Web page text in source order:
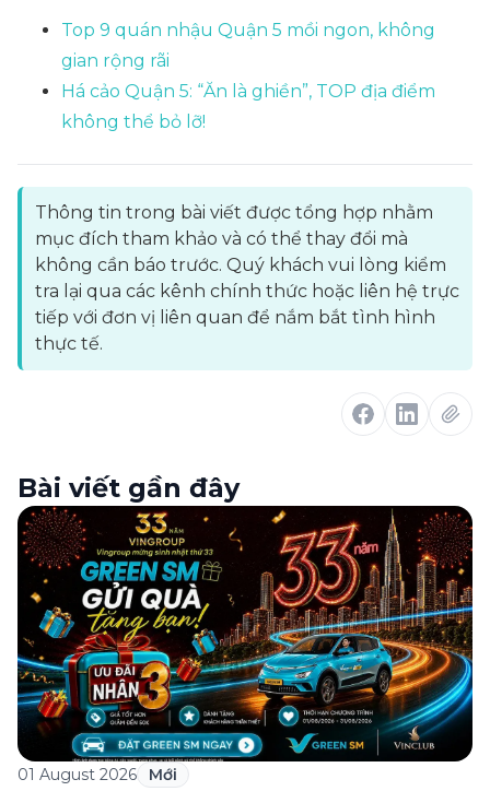
Top 9 quán nhậu Quận 5 mồi ngon, không
gian rộng rãi
Há cảo Quận 5: “Ăn là ghiền”, TOP địa điểm
không thể bỏ lỡ!
Thông tin trong bài viết được tổng hợp nhằm
mục đích tham khảo và có thể thay đổi mà
không cần báo trước. Quý khách vui lòng kiểm
tra lại qua các kênh chính thức hoặc liên hệ trực
tiếp với đơn vị liên quan để nắm bắt tình hình
thực tế.
Bài viết gần đây
01 August 2026 Mới